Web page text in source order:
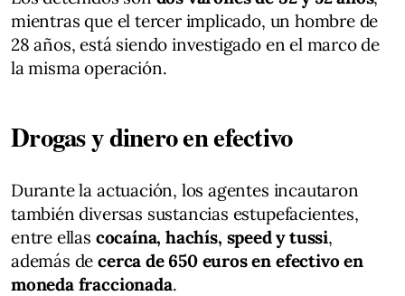
mientras que el tercer implicado, un hombre de
28 años, está siendo investigado en el marco de
la misma operación.
Drogas y dinero en efectivo
Durante la actuación, los agentes incautaron
también diversas sustancias estupefacientes,
entre ellas cocaína, hachís, speed y tussi,
además decerca de 650 euros en efectivo en
moneda fraccionada.